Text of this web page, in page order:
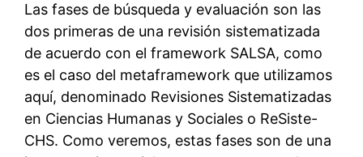
Las fases de búsqueda y evaluación son las
dos primeras de una revisión sistematizada
de acuerdo con el framework SALSA, como
es el caso del metaframework que utilizamos
aquí, denominado Revisiones Sistematizadas
en Ciencias Humanas y Sociales o ReSiste-
CHS. Como veremos, estas fases son de una